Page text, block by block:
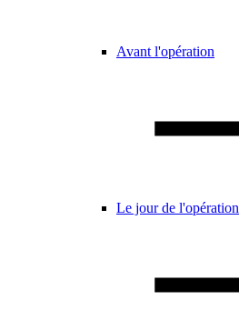
Avant l'opération
Le jour de l'opération